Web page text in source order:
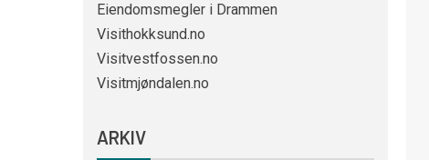
Eiendomsmegler i Drammen
Visithokksund.no
Visitvestfossen.no
Visitmjøndalen.no
ARKIV